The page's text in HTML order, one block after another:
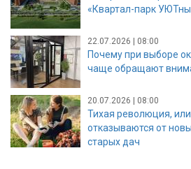
«Квартал-парк
22.07.2026 | 08:00
Почему при выборе
чаще обращают
20.07.2026 | 08:00
Тихая революция,
отказываются от
старых дач